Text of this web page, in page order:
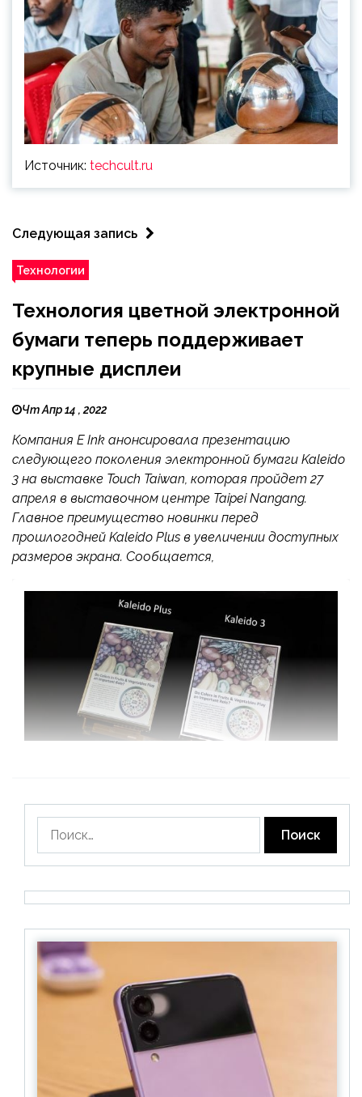
Источник: techcult.ru
Следующая запись
Технологии
Технология цветной электронной
бумаги теперь поддерживает
крупные дисплеи
Чт Апр 14 , 2022
Компания E Ink анонсировала презентацию
следующего поколения электронной бумаги Kaleido
3 на выставке Touch Taiwan, которая пройдет 27
апреля в выставочном центре Taipei Nangang.
Главное преимущество новинки перед
прошлогодней Kaleido Plus в увеличении доступных
размеров экрана. Сообщается,